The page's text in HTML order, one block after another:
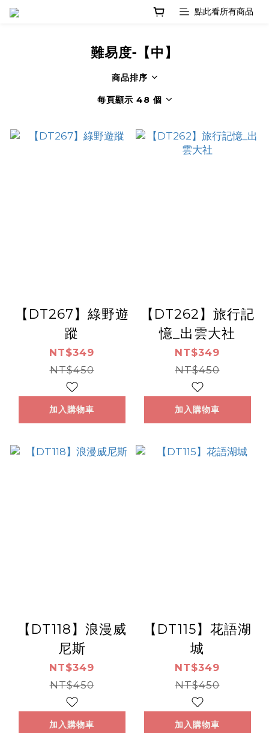
難易度-【中】
商品排序
每頁顯示 48 個
【DT267】綠野遊
蹤
NT$349
NT$450
加入購物車
【DT262】旅行記
憶_出雲大社
NT$349
NT$450
加入購物車
【DT118】浪漫威
尼斯
NT$349
NT$450
加入購物車
【DT115】花語湖
城
NT$349
NT$450
加入購物車